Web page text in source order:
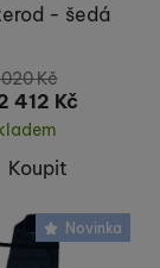
- šedá
Kč
412 Kč
Koupit
Novinka